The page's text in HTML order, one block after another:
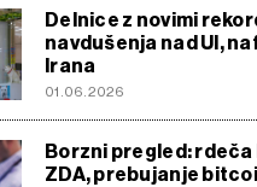
Delnice z novimi
navdušenja nad UI,
Irana
01.06.2026
Borzni pregled: rdeča
ZDA, prebujanje